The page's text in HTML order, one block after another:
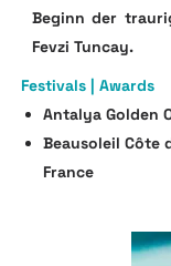
Beginn der
Fevzi Tuncay.
Festivals | Awards
Antalya Golden
Beausoleil Côte
France